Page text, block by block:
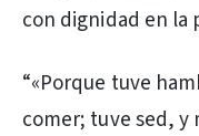
con dignidad en la
“«Porque tuve
comer; tuve sed, y